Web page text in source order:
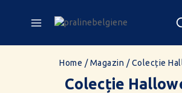
Home / Magazin / Colecție
Colecție